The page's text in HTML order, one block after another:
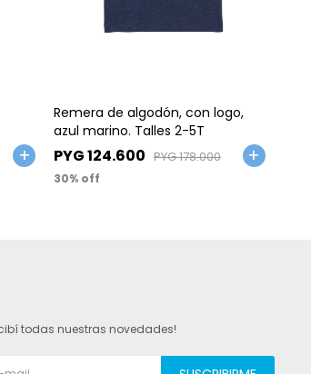
Remera de algodón, con logo,
azul marino. Talles 2-5T
PYG124.600 PYG178.000
30
todas nuestras novedades!